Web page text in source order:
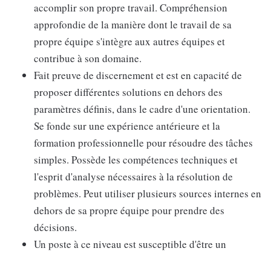
accomplir son propre travail. Compréhension
approfondie de la manière dont le travail de sa
propre équipe s'intègre aux autres équipes et
contribue à son domaine.
Fait preuve de discernement et est en capacité de
proposer différentes solutions en dehors des
paramètres définis, dans le cadre d'une orientation.
Se fonde sur une expérience antérieure et la
formation professionnelle pour résoudre des tâches
simples. Possède les compétences techniques et
l'esprit d'analyse nécessaires à la résolution de
problèmes. Peut utiliser plusieurs sources internes en
dehors de sa propre équipe pour prendre des
décisions.
Un poste à ce niveau est susceptible d'être un